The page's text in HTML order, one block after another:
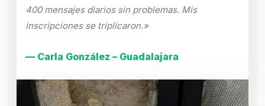
400 mensajes diarios sin problemas. Mis
inscripciones se triplicaron.»
— Carla González – Guadalajara